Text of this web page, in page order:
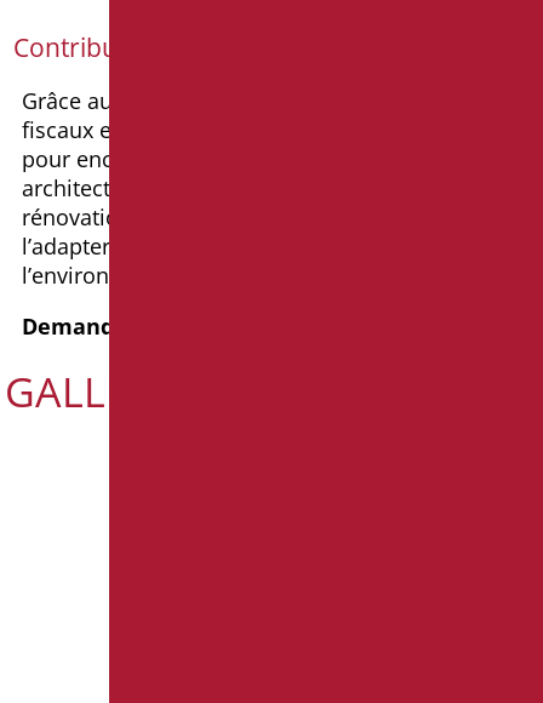
Contributions pour les particuliers
Grâce au décret n° 236 de 1989, des avantages
fiscaux et des déductions IRPEF ont été introduits
pour encourager l’élimination des obstacles
architecturaux, même dans le cas de la
rénovation d’une salle de bains existante afin de
l’adapter aux nouveaux besoins de
l’environnement familial.
Demande d’informations
GALLERY